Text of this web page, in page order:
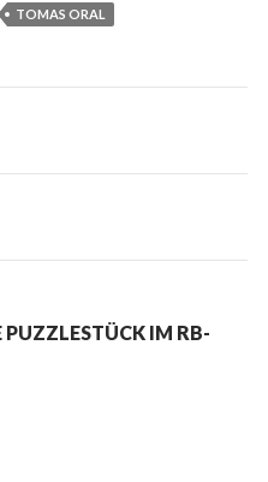
TOMAS ORAL
PUZZLESTÜCK IM RB-